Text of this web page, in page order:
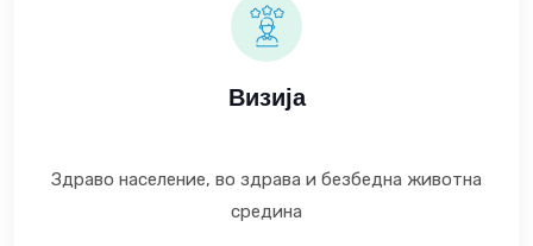
Визија
Здраво население, во здрава и безбедна животна
средина